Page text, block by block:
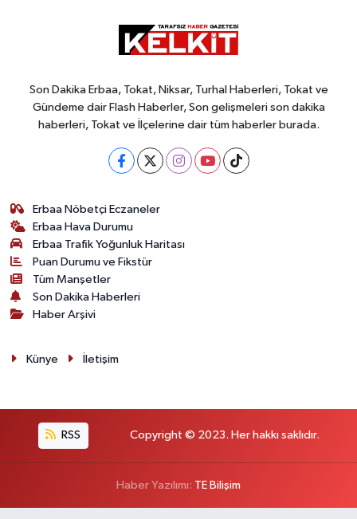
Son Dakika Erbaa, Tokat, Niksar, Turhal Haberleri, Tokat ve
Gündeme dair Flash Haberler, Son gelişmeleri son dakika
haberleri, Tokat ve İlçelerine dair tüm haberler burada.
Erbaa Nöbetçi Eczaneler
Erbaa Hava Durumu
Erbaa Trafik Yoğunluk Haritası
Puan Durumu ve Fikstür
Tüm Manşetler
Son Dakika Haberleri
Haber Arşivi
Künye İletişim
RSS Copyright © 2023. Her hakkı saklıdır.
Haber Yazılımı: TE Bilişim